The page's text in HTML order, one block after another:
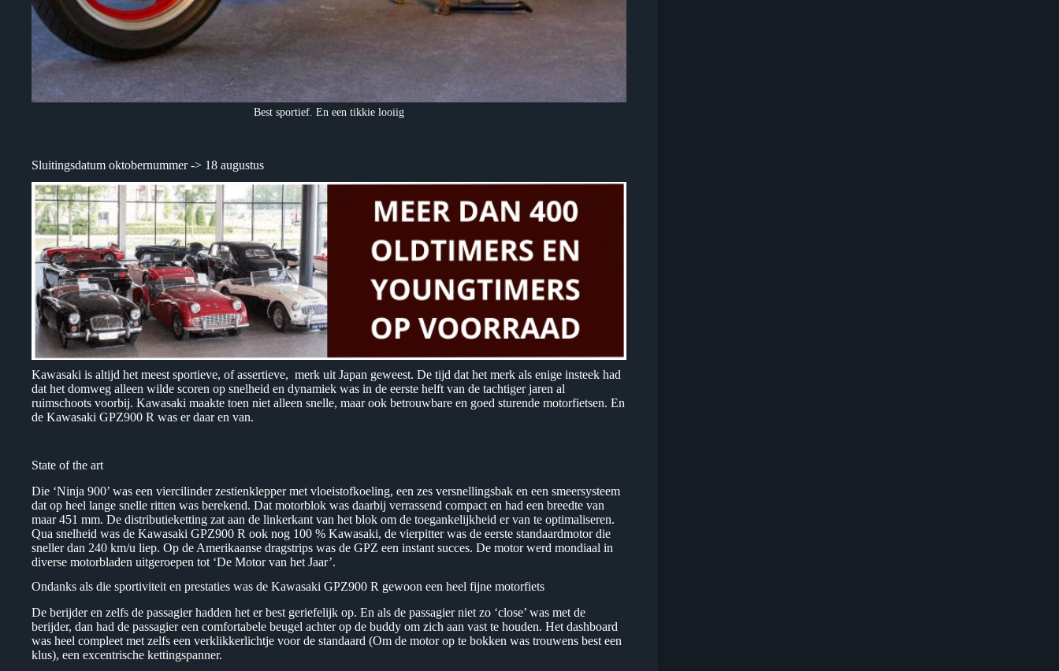
Best sportief. En een tikkie looiig
Sluitingsdatum oktobernummer -> 18 augustus
Kawasaki is altijd het meest sportieve, of assertieve, merk uit Japan geweest. De tijd dat het merk als enige insteek had
dat het domweg alleen wilde scoren op snelheid en dynamiek was in de eerste helft van de tachtiger jaren al
ruimschoots voorbij. Kawasaki maakte toen niet alleen snelle, maar ook betrouwbare en goed sturende motorfietsen. En
de Kawasaki GPZ900 R was er daar en van.
State of the art
Die ‘Ninja 900’ was een viercilinder zestienklepper met vloeistofkoeling, een zes versnellingsbak en een smeersysteem
dat op heel lange snelle ritten was berekend. Dat motorblok was daarbij verrassend compact en had een breedte van
maar 451 mm. De distributieketting zat aan de linkerkant van het blok om de toegankelijkheid er van te optimaliseren.
Qua snelheid was de Kawasaki GPZ900 R ook nog 100 % Kawasaki, de vierpitter was de eerste standaardmotor die
sneller dan 240 km/u liep. Op de Amerikaanse dragstrips was de GPZ een instant succes. De motor werd mondiaal in
diverse motorbladen uitgeroepen tot ‘De Motor van het Jaar’.
Ondanks als die sportiviteit en prestaties was de Kawasaki GPZ900 R gewoon een heel fijne motorfiets
De berijder en zelfs de passagier hadden het er best geriefelijk op. En als de passagier niet zo ‘close’ was met de
berijder, dan had de passagier een comfortabele beugel achter op de buddy om zich aan vast te houden. Het dashboard
was heel compleet met zelfs een verklikkerlichtje voor de standaard (Om de motor op te bokken was trouwens best een
klus), een excentrische kettingspanner.